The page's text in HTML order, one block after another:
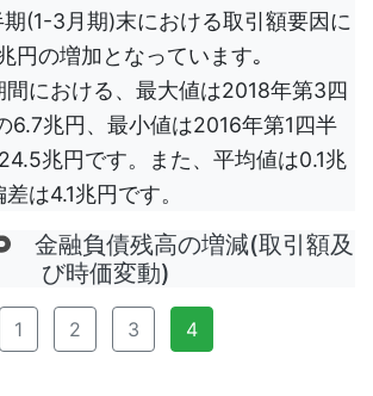
(1-3月期)末における取引額要因に
円の増加となっています｡
間における、最大値は2018年第3四
6.7兆円、最小値は2016年第1四半
兆円です。また、平均値は0.1兆
は4.1兆円です。
金融負債残高の増減(取引額及
び時価変動)
1 2 3 4